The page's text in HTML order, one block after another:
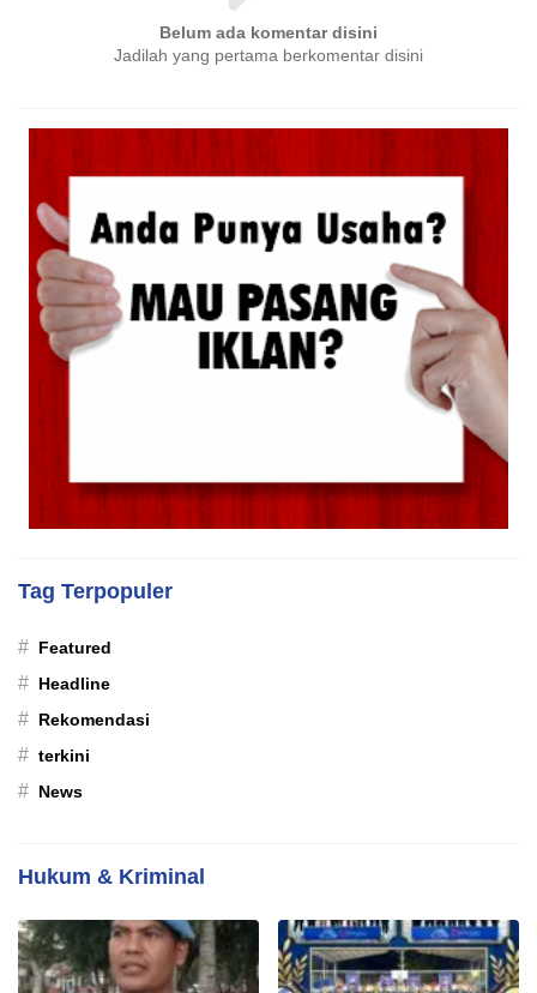
Belum ada komentar disini
Jadilah yang pertama berkomentar disini
Tag Terpopuler
# Featured
# Headline
# Rekomendasi
# terkini
# News
Hukum & Kriminal